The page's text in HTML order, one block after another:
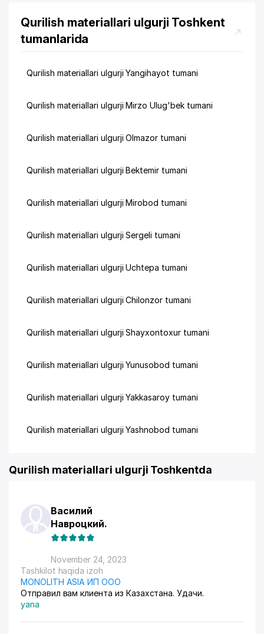
Qurilish materiallari ulgurji Toshkent
tumanlarida
Qurilish materiallari ulgurji Yangihayot tumani
Qurilish materiallari ulgurji Mirzo Ulug'bek tumani
Qurilish materiallari ulgurji Olmazor tumani
Qurilish materiallari ulgurji Bektemir tumani
Qurilish materiallari ulgurji Mirobod tumani
Qurilish materiallari ulgurji Sergeli tumani
Qurilish materiallari ulgurji Uchtepa tumani
Qurilish materiallari ulgurji Chilonzor tumani
Qurilish materiallari ulgurji Shayxontoxur tumani
Qurilish materiallari ulgurji Yunusobod tumani
Qurilish materiallari ulgurji Yakkasaroy tumani
Qurilish materiallari ulgurji Yashnobod tumani
Qurilish materiallari ulgurji Toshkentda
Василий
Навроцкий.
November 24, 2023
Tashkilot haqida izoh
MONOLITH ASIA ИП ООО
Отправил вам клиента из Казахстана. Удачи.
yana